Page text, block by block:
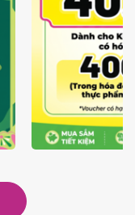
GIÁ LUÔN